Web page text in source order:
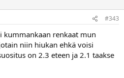
#343
kummankaan renkaat mun
niin hiukan ehkä voisi
on 2.3 eteen ja 2.1 taakse